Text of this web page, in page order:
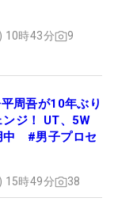
10時43分 9
周吾が10年ぶり
ジ！ UT、5W
中 #男子プロセ
15時49分 38